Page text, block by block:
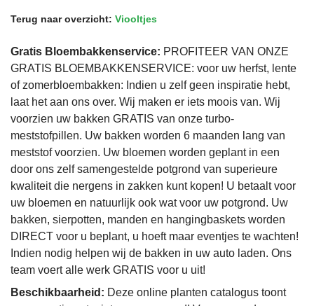
Terug naar overzicht: Viooltjes
Gratis Bloembakkenservice: PROFITEER VAN ONZE
GRATIS BLOEMBAKKENSERVICE: voor uw herfst, lente
of zomerbloembakken: Indien u zelf geen inspiratie hebt,
laat het aan ons over. Wij maken er iets moois van. Wij
voorzien uw bakken GRATIS van onze turbo-
meststofpillen. Uw bakken worden 6 maanden lang van
meststof voorzien. Uw bloemen worden geplant in een
door ons zelf samengestelde potgrond van superieure
kwaliteit die nergens in zakken kunt kopen! U betaalt voor
uw bloemen en natuurlijk ook wat voor uw potgrond. Uw
bakken, sierpotten, manden en hangingbaskets worden
DIRECT voor u beplant, u hoeft maar eventjes te wachten!
Indien nodig helpen wij de bakken in uw auto laden. Ons
team voert alle werk GRATIS voor u uit!
Beschikbaarheid: Deze online planten catalogus toont